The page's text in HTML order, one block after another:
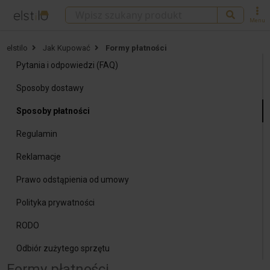
Menu
elstilo Jak Kupować Formy płatności
Pytania i odpowiedzi (FAQ)
Sposoby dostawy
Sposoby płatności
Regulamin
Reklamacje
Prawo odstąpienia od umowy
Polityka prywatności
RODO
Odbiór zużytego sprzętu